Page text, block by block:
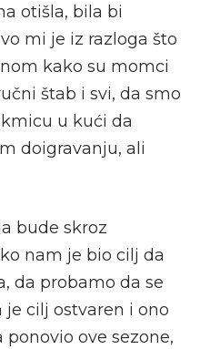
otišla, bila bi
mi je iz razloga što
kako su momci
štab i svi, da smo
u kući da
doigravanju, ali
bude skroz
nam je bio cilj da
da probamo da se
cilj ostvaren i ono
ove sezone,